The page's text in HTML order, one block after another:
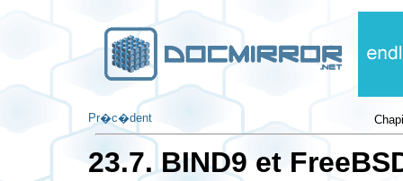
Pr�c�dent
23.7.BIND9 et